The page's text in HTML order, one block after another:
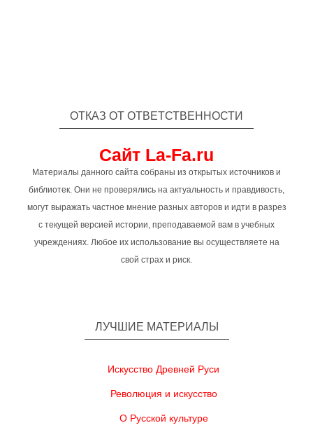
ОТКАЗ ОТ ОТВЕТСТВЕННОСТИ
Сайт La-Fa.ru
Материалы данного сайта собраны из открытых источников и
библиотек. Они не проверялись на актуальность и правдивость,
могут выражать частное мнение разных авторов и идти в разрез
с текущей версией истории, преподаваемой вам в учебных
учреждениях. Любое их использование вы осуществляете на
свой страх и риск.
ЛУЧШИЕ МАТЕРИАЛЫ
Искусство Древней Руси
Революция и искусство
О Русской культуре